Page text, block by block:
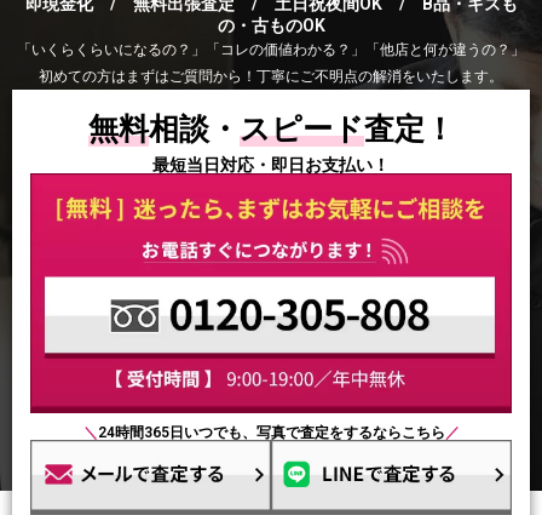
の・古ものOK
「いくらくらいになるの？」「コレの価値わかる？」「他店と何が違うの？」
初めての方はまずはご質問から！丁寧にご不明点の解消をいたします。
無料相談・ スピード査定！
最短当日対応・即日お支払い！
＼ 24時間365日いつでも、写真で査定をするならこちら ／